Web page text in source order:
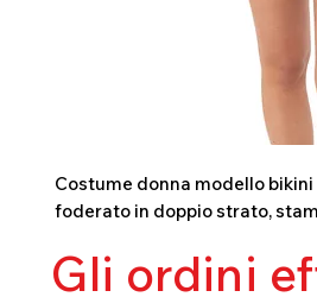
Costume donna modello
foderato in doppio strato,
Gli ordini